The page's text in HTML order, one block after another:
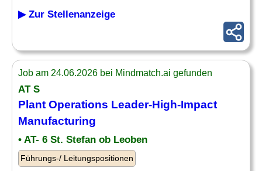
▶ Zur Stellenanzeige
Job am 24.06.2026 bei Mindmatch.ai gefunden
AT S
Plant Operations Leader-High-Impact
Manufacturing
• AT- 6 St. Stefan ob Leoben
Führungs-/ Leitungspositionen